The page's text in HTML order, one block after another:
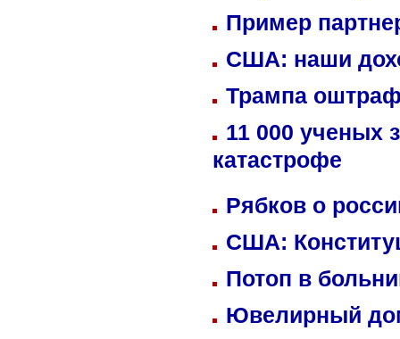
Пример
США: наши
Трампа
11 000 ученых
катастрофе
Рябков о
США:
Потоп в
Ювелирный